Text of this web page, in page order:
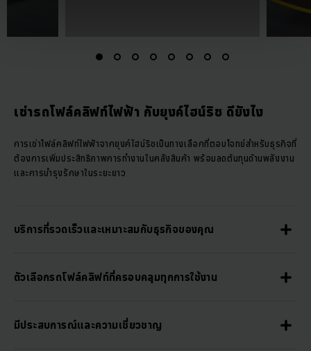
เช่ารถโฟล์คลิฟท์ไฟฟ้า กับยุงค์ไฮน์ริช ดียังไง
การเช่าโฟล์คลิฟท์ไฟฟ้าจากยุงค์ไฮน์ริชเป็นทางเลือกที่ตอบโจทย์สำหรับธุรกิจที่
ต้องการเพิ่มประสิทธิภาพการทำงานในคลังสินค้า พร้อมลดต้นทุนด้านพลังงาน
และการบำรุงรักษาในระยะยาว
บริการที่รวดเร็วและเหมาะสมกับธุรกิจของคุณ
ตัวเลือกรถโฟล์คลิฟท์ที่ครอบคลุมทุกการใช้งาน
มีประสบการณ์และความเชี่ยวชาญ